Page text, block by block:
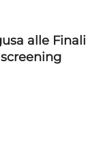
alle Finali